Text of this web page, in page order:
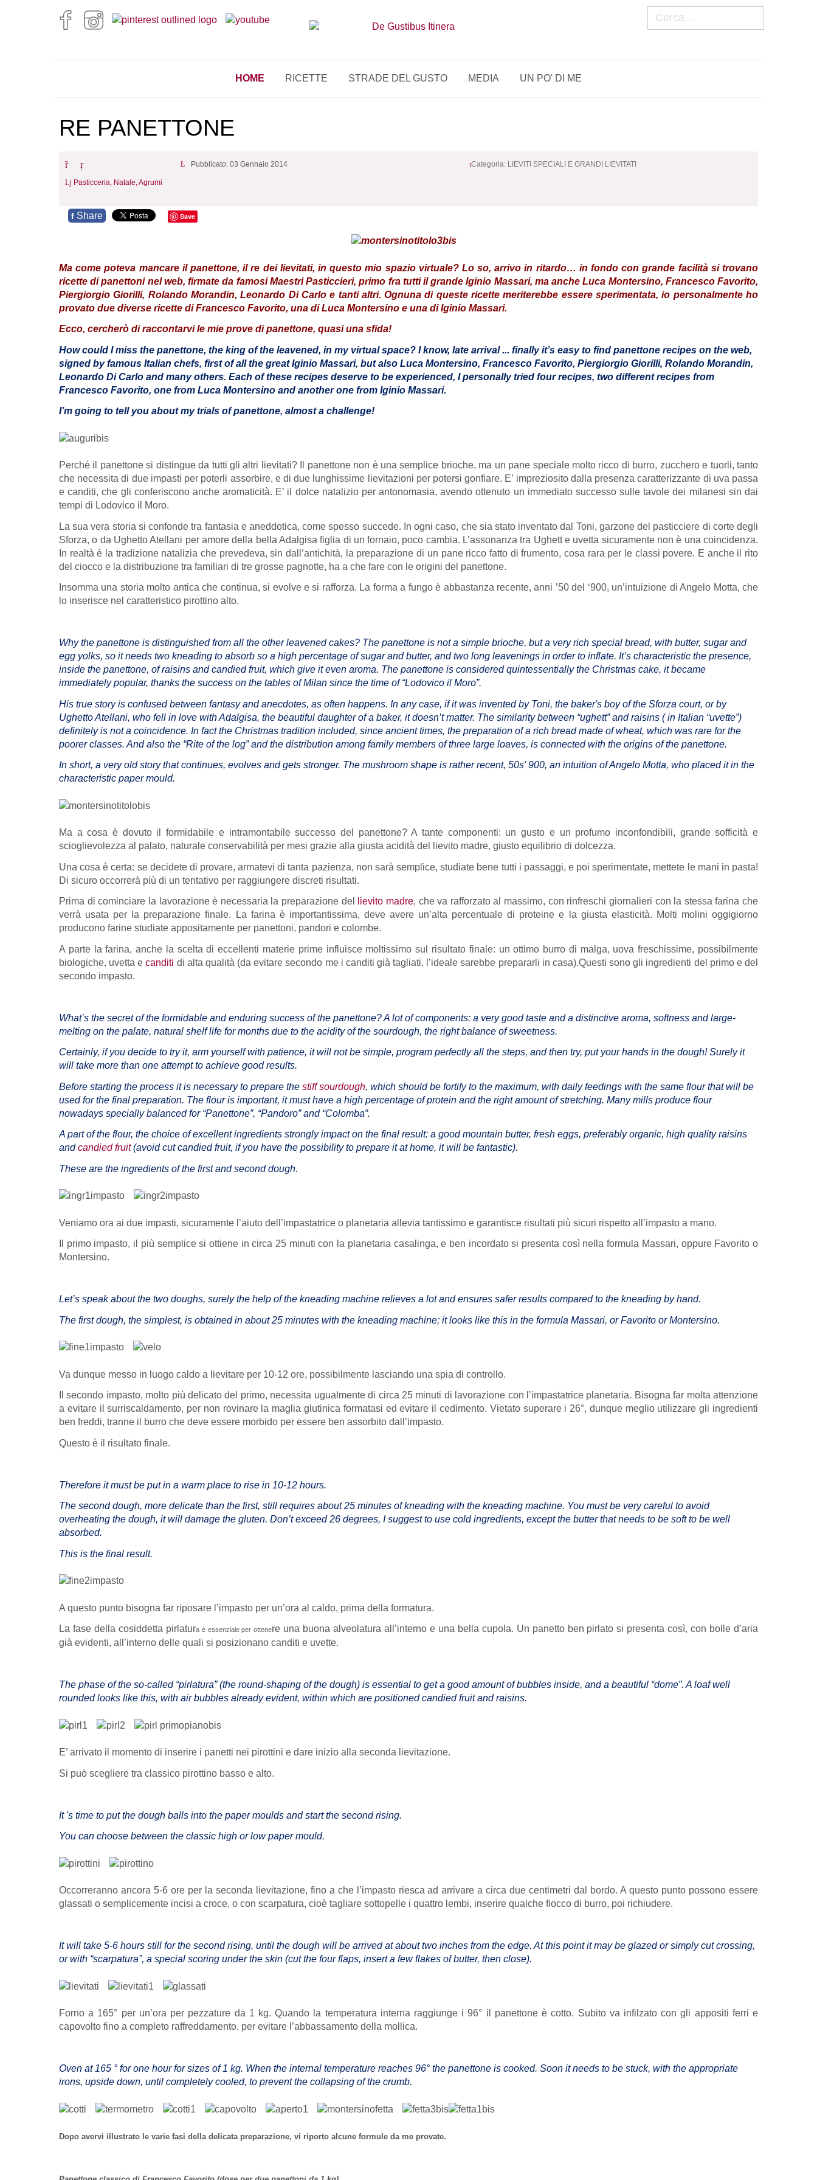
HOME RICETTE STRADE DEL GUSTO MEDIA UN PO' DI ME
RE PANETTONE
Pubblicato: 03 Gennaio 2014 Categoria: LIEVITI SPECIALI E GRANDI LIEVITATI
Pasticceria, Natale,Agrumi
f Share Save
Ma come poteva mancare il panettone, il re dei lievitati, in questo mio spazio virtuale? Lo so, arrivo in ritardo… in fondo con grande facilità si trovano
ricette di panettoni nel web, firmate da famosi Maestri Pasticcieri, primo fra tutti il grande Iginio Massari, ma anche Luca Montersino, Francesco Favorito,
Piergiorgio Giorilli, Rolando Morandin, Leonardo Di Carlo e tanti altri. Ognuna di queste ricette meriterebbe essere sperimentata, io personalmente ho
provato due diverse ricette di Francesco Favorito, una di Luca Montersino e una di Iginio Massari.
Ecco, cercherò di raccontarvi le mie prove di panettone, quasi una sfida!
How could I miss the panettone, the king of the leavened, in my virtual space? I know, late arrival ... finally it’s easy to find panettone recipes on the web,
signed by famous Italian chefs, first of all the great Iginio Massari, but also Luca Montersino, Francesco Favorito, Piergiorgio Giorilli, Rolando Morandin,
Leonardo Di Carlo and many others. Each of these recipes deserve to be experienced, I personally tried four recipes, two different recipes from
Francesco Favorito, one from Luca Montersino and another one from Iginio Massari.
I’m going to tell you about my trials of panettone, almost a challenge!
Perché il panettone si distingue da tutti gli altri lievitati? Il panettone non è una semplice brioche, ma un pane speciale molto ricco di burro, zucchero e tuorli, tanto
che necessita di due impasti per poterli assorbire, e di due lunghissime lievitazioni per potersi gonfiare. E’ impreziosito dalla presenza caratterizzante di uva passa
e canditi, che gli conferiscono anche aromaticità. E’ il dolce natalizio per antonomasia, avendo ottenuto un immediato successo sulle tavole dei milanesi sin dai
tempi di Lodovico il Moro.
La sua vera storia si confonde tra fantasia e aneddotica, come spesso succede. In ogni caso, che sia stato inventato dal Toni, garzone del pasticciere di corte degli
Sforza, o da Ughetto Atellani per amore della bella Adalgisa figlia di un fornaio, poco cambia. L’assonanza tra Ughett e uvetta sicuramente non è una coincidenza.
In realtà è la tradizione natalizia che prevedeva, sin dall’antichità, la preparazione di un pane ricco fatto di frumento, cosa rara per le classi povere. E anche il rito
del ciocco e la distribuzione tra familiari di tre grosse pagnotte, ha a che fare con le origini del panettone.
Insomma una storia molto antica che continua, si evolve e si rafforza. La forma a fungo è abbastanza recente, anni ’50 del ‘900, un’intuizione di Angelo Motta, che
lo inserisce nel caratteristico pirottino alto.
Why the panettone is distinguished from all the other leavened cakes? The panettone is not a simple brioche, but a very rich special bread, with butter, sugar and
egg yolks, so it needs two kneading to absorb so a high percentage of sugar and butter, and two long leavenings in order to inflate. It’s characteristic the presence,
inside the panettone, of raisins and candied fruit, which give it even aroma. The panettone is considered quintessentially the Christmas cake, it became
immediately popular, thanks the success on the tables of Milan since the time of “Lodovico il Moro”.
His true story is confused between fantasy and anecdotes, as often happens. In any case, if it was invented by Toni, the baker's boy of the Sforza court, or by
Ughetto Atellani, who fell in love with Adalgisa, the beautiful daughter of a baker, it doesn’t matter. The similarity between “ughett” and raisins ( in Italian “uvette”)
definitely is not a coincidence. In fact the Christmas tradition included, since ancient times, the preparation of a rich bread made ​​of wheat, which was rare for the
poorer classes. And also the “Rite of the log” and the distribution among family members of three large loaves, is connected with the origins of the panettone.
In short, a very old story that continues, evolves and gets stronger. The mushroom shape is rather recent, 50s' 900, an intuition of Angelo Motta, who placed it in the
characteristic paper mould.
Ma a cosa è dovuto il formidabile e intramontabile successo del panettone? A tante componenti: un gusto e un profumo inconfondibili, grande sofficità e
scioglievolezza al palato, naturale conservabilità per mesi grazie alla giusta acidità del lievito madre, giusto equilibrio di dolcezza.
Una cosa è certa: se decidete di provare, armatevi di tanta pazienza, non sarà semplice, studiate bene tutti i passaggi, e poi sperimentate, mettete le mani in pasta!
Di sicuro occorrerà più di un tentativo per raggiungere discreti risultati.
Prima di cominciare la lavorazione è necessaria la preparazione del lievito madre, che va rafforzato al massimo, con rinfreschi giornalieri con la stessa farina che
verrà usata per la preparazione finale. La farina è importantissima, deve avere un’alta percentuale di proteine e la giusta elasticità. Molti molini oggigiorno
producono farine studiate appositamente per panettoni, pandori e colombe.
A parte la farina, anche la scelta di eccellenti materie prime influisce moltissimo sul risultato finale: un ottimo burro di malga, uova freschissime, possibilmente
biologiche, uvetta ecanditi di alta qualità (da evitare secondo me i canditi già tagliati, l’ideale sarebbe prepararli in casa).Questi sono gli ingredienti del primo e del
secondo impasto.
What’s the secret of the formidable and enduring success of the panettone? A lot of components: a very good taste and a distinctive aroma, softness and large-
melting on the palate, natural shelf life for months due to the acidity of the sourdough, the right balance of sweetness.
Certainly, if you decide to try it, arm yourself with patience, it will not be simple, program perfectly all the steps, and then try, put your hands in the dough! Surely it
will take more than one attempt to achieve good results.
Before starting the process it is necessary to prepare the stiff sourdough, which should be fortify to the maximum, with daily feedings with the same flour that will be
used for the final preparation. The flour is important, it must have a high percentage of protein and the right amount of stretching. Many mills produce flour
nowadays specially balanced for “Panettone”, “Pandoro” and “Colomba”.
A part of the flour, the choice of excellent ingredients strongly impact on the final result: a good mountain butter, fresh eggs, preferably organic, high quality raisins
andcandied fruit(avoid cut candied fruit, if you have the possibility to prepare it at home, it will be fantastic).
These are the ingredients of the first and second dough.
Veniamo ora ai due impasti, sicuramente l’aiuto dell’impastatrice o planetaria allevia tantissimo e garantisce risultati più sicuri rispetto all’impasto a mano.
Il primo impasto, il più semplice si ottiene in circa 25 minuti con la planetaria casalinga, e ben incordato si presenta così nella formula Massari, oppure Favorito o
Montersino.
Let’s speak about the two doughs, surely the help of the kneading machine relieves a lot and ensures safer results compared to the kneading by hand.
The first dough, the simplest, is obtained in about 25 minutes with the kneading machine; it looks like this in the formula Massari, or Favorito or Montersino.
Va dunque messo in luogo caldo a lievitare per 10-12 ore, possibilmente lasciando una spia di controllo.
Il secondo impasto, molto più delicato del primo, necessita ugualmente di circa 25 minuti di lavorazione con l’impastatrice planetaria. Bisogna far molta attenzione
a evitare il surriscaldamento, per non rovinare la maglia glutinica formatasi ed evitare il cedimento. Vietato superare i 26°, dunque meglio utilizzare gli ingredienti
ben freddi, tranne il burro che deve essere morbido per essere ben assorbito dall’impasto.
Questo è il risultato finale.
Therefore it must be put in a warm place to rise in 10-12 hours.
The second dough, more delicate than the first, still requires about 25 minutes of kneading with the kneading machine. You must be very careful to avoid
overheating the dough, it will damage the gluten. Don’t exceed 26 degrees, I suggest to use cold ingredients, except the butter that needs to be soft to be well
absorbed.
This is the final result.
A questo punto bisogna far riposare l’impasto per un’ora al caldo, prima della formatura.
La fase della cosiddetta pirlatura è essenziale per ottenere una buona alveolatura all’interno e una bella cupola. Un panetto ben pirlato si presenta così, con bolle d’aria
già evidenti, all’interno delle quali si posizionano canditi e uvette.
The phase of the so-called “pirlatura” (the round-shaping of the dough) is essential to get a good amount of bubbles inside, and a beautiful “dome”. A loaf well
rounded looks like this, with air bubbles already evident, within which are positioned candied fruit and raisins.
E’ arrivato il momento di inserire i panetti nei pirottini e dare inizio alla seconda lievitazione.
Si può scegliere tra classico pirottino basso e alto.
It 's time to put the dough balls into the paper moulds and start the second rising.
You can choose between the classic high or low paper mould.
Occorreranno ancora 5-6 ore per la seconda lievitazione, fino a che l’impasto riesca ad arrivare a circa due centimetri dal bordo. A questo punto possono essere
glassati o semplicemente incisi a croce, o con scarpatura, cioè tagliare sottopelle i quattro lembi, inserire qualche fiocco di burro, poi richiudere.
It will take 5-6 hours still for the second rising, until the dough will be arrived at about two inches from the edge. At this point it may be glazed or simply cut crossing,
or with “scarpatura”, a special scoring under the skin (cut the four flaps, insert a few flakes of butter, then close).
Forno a 165° per un’ora per pezzature da 1 kg. Quando la temperatura interna raggiunge i 96° il panettone è cotto. Subito va infilzato con gli appositi ferri e
capovolto fino a completo raffreddamento, per evitare l’abbassamento della mollica.
Oven at 165 ° for one hour for sizes of 1 kg. When the internal temperature reaches 96° the panettone is cooked. Soon it needs to be stuck, with the appropriate
irons, upside down, until completely cooled, to prevent the collapsing of the crumb.
Dopo avervi illustrato le varie fasi della delicata preparazione, vi riporto alcune formule da me provate.